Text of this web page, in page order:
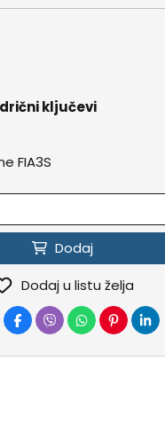
ključevi
FIA3S
Dodaj
Dodaj u listu želja